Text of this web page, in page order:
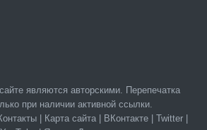
являются авторскими. Перепечатка
при наличии активной ссылки.
| Карта сайта| ВКонтакте| Twitter|